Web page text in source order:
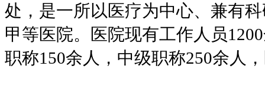
处，是一所以医疗为中心、兼有
甲等医院。医院现有工作人员
职称150余人，中级职称250余人